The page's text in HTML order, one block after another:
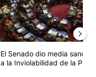
El Senado dio media sanción
a la Inviolabilidad de la P...